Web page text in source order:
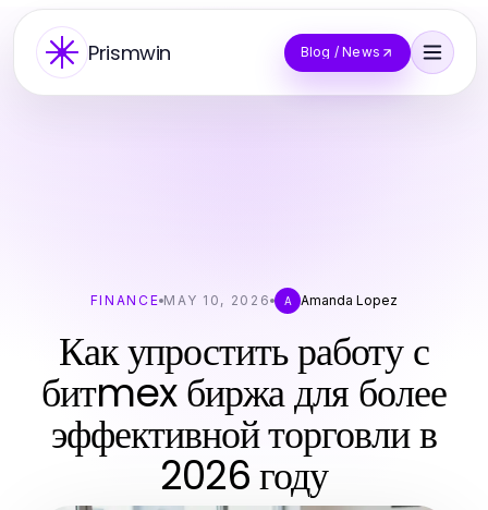
Prismwin Blog / News
FINANCE MAY 10, 2026 A Amanda Lopez
Как упростить работу с
битmex биржа для более
эффективной торговли в
2026 году